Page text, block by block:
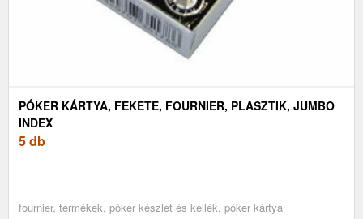
PÓKER KÁRTYA, FEKETE, FOURNIER, PLASZTIK, JUMBO
INDEX
5 db
fournier, termékek, póker készlet és kellék, póker kártya